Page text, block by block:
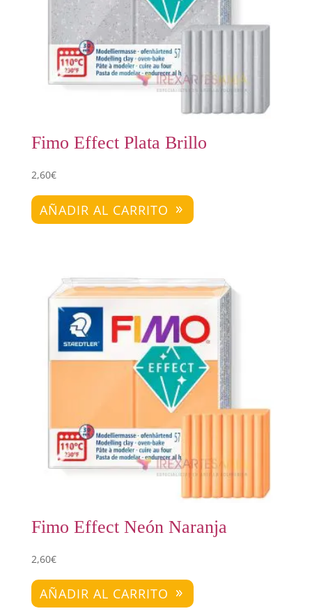
Fimo Effect Plata Brillo
2,60€
AÑADIR AL CARRITO
Fimo Effect Neón Naranja
2,60€
AÑADIR AL CARRITO